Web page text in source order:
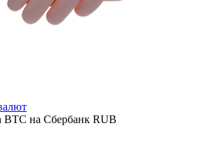
на Сбербанк RUB